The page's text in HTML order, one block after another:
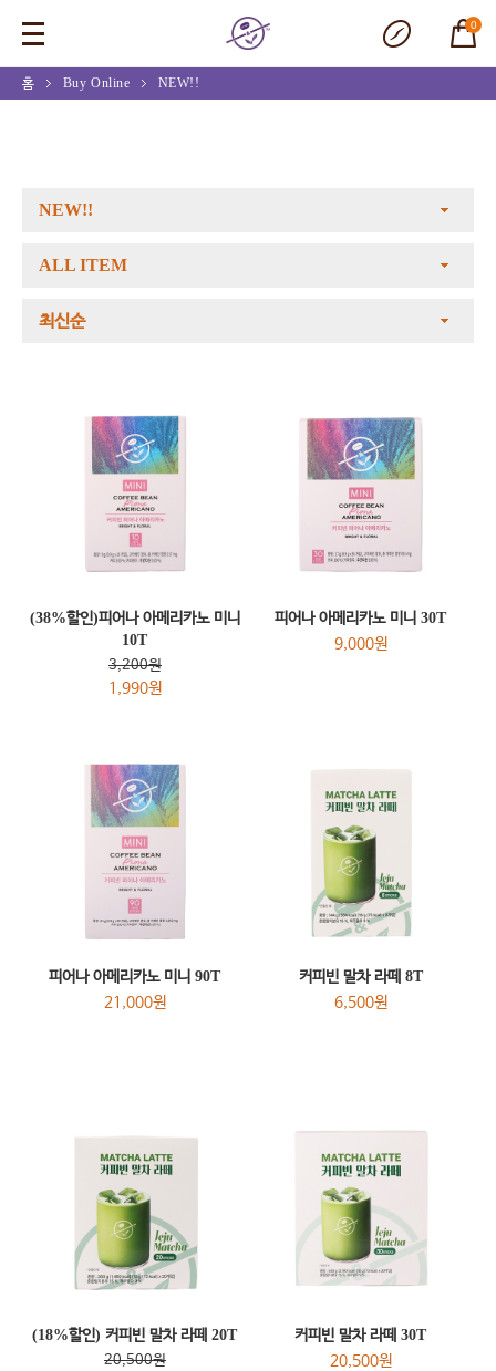
0
홈 Buy Online NEW!!
NEW!!
ALL ITEM
최신순
(38%할인)피어나 아메리카노 미니
10T
3,200원
1,990원
피어나 아메리카노 미니 30T
9,000원
피어나 아메리카노 미니 90T
21,000원
커피빈 말차 라떼 8T
6,500원
(18%할인) 커피빈 말차 라떼 20T
20,500원
커피빈 말차 라떼 30T
20,500원